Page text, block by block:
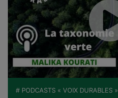
# PODCASTS « VOIX DURABLES »